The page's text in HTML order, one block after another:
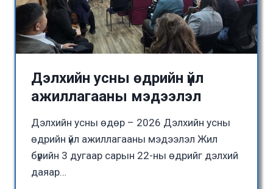
Дэлхийн усны өдрийн үйл
ажиллагааны мэдээлэл
Дэлхийн усны өдөр – 2026 Дэлхийн усны
өдрийн үйл ажиллагааны мэдээлэл Жил
бүрийн 3 дугаар сарын 22-ны өдрийг дэлхий
даяар…